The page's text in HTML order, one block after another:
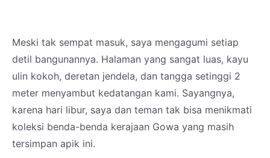
Meski tak sempat masuk, saya mengagumi setiap
detil bangunannya. Halaman yang sangat luas, kayu
ulin kokoh, deretan jendela, dan tangga setinggi 2
meter menyambut kedatangan kami. Sayangnya,
karena hari libur, saya dan teman tak bisa menikmati
koleksi benda-benda kerajaan Gowa yang masih
tersimpan apik ini.